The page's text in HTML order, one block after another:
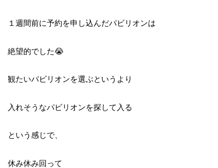
１週間前に予約を申し込んだパビリオンは
絶望的でした😭
観たいパビリオンを選ぶというより
入れそうなパビリオンを探して入る
という感じで、
休み休み回って